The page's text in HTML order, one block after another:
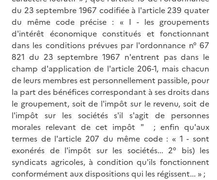
du 23 septembre 1967 codifiée à l'article 239 quater
du même code précise : « I - les groupements
d'intérêt économique constitués et fonctionnant
dans les conditions prévues par l'ordonnance n° 67
821 du 23 septembre 1967 n'entrent pas dans le
champ d'application de l'article 206-1, mais chacun
de leurs membres est personnellement passible, pour
la part des bénéfices correspondant à ses droits dans
le groupement, soit de l'impôt sur le revenu, soit de
l'impôt sur les sociétés s'il s'agit de personnes
morales relevant de cet impôt " ; enfin qu'aux
termes de l'article 207 du même code : « 1 - sont
exonérés de l'impôt sur les sociétés... 2° bis) les
syndicats agricoles, à condition qu'ils fonctionnent
conformément aux dispositions qui les régissent... » ;